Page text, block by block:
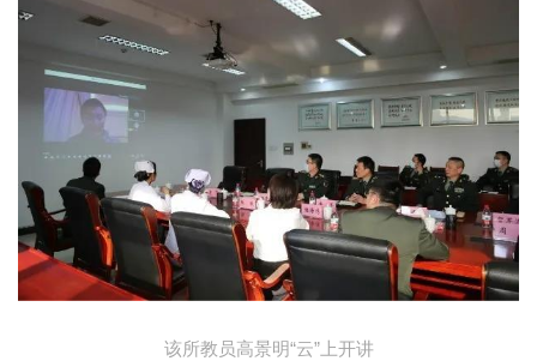
该所教员高景明“云”上开讲